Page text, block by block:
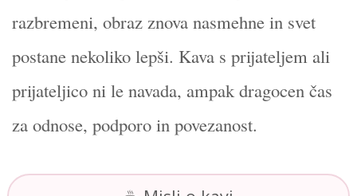
razbremeni, obraz znova nasmehne in svet
postane nekoliko lepši. Kava s prijateljem ali
prijateljico ni le navada, ampak dragocen čas
za odnose, podporo in povezanost.